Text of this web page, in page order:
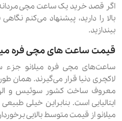
اگر قصد خرید یک ساعت مچی
بالا را دارید، پیشنهاد می‌کنم
بیندازید.
قیمت ساعت های مچی فره
ساعت‌های مچی فره میلانو جزء
لاکچری دنیا قرار می‌گیرند. همان
معروف ساخت کشور سوئیس و
ایتالیایی است. بنابراین خیلی
میلانو از قیمت متوسط بالایی